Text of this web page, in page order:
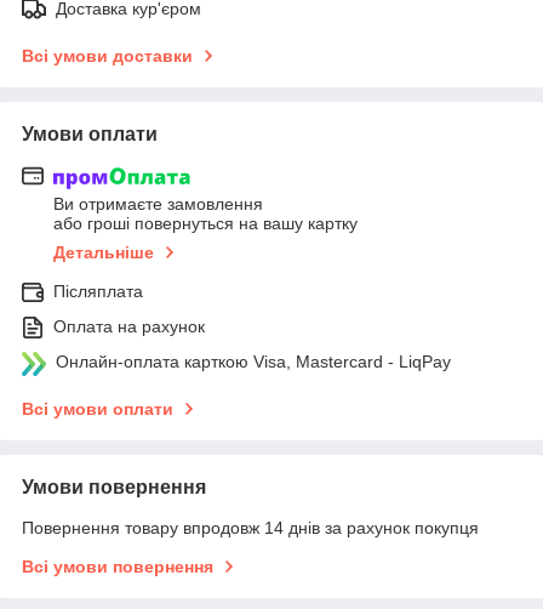
Доставка кур'єром
Всі умови доставки
Умови оплати
Ви отримаєте замовлення
або гроші повернуться на вашу картку
Детальніше
Післяплата
Оплата на рахунок
Онлайн-оплата карткою Visa, Mastercard - LiqPay
Всі умови оплати
Умови повернення
Повернення товару впродовж 14 днів за рахунок покупця
Всі умови повернення